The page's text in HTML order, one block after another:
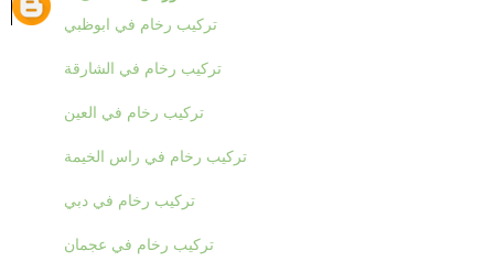
تركيب رخام في ابوظبي
تركيب رخام في الشارقة
تركيب رخام في العين
تركيب رخام في راس الخيمة
تركيب رخام في دبي
تركيب رخام في عجمان